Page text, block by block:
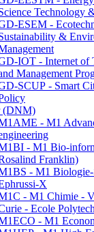
Technology
ESEM -
&
IOT - Internet of
Management
SCUP - Smart
(DNM)
- M1
- M1 Bio-
Franklin)
- M1
X
- M1 Chimie -
- Ecole
- M1